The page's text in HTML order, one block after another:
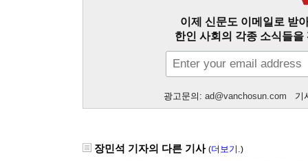
이제 신문도 이메일로 받
한인 사회의 각종 소식들
광고문의: ad@vanchosun.com 기
장민석 기자의 다른 기사 (더보기.)